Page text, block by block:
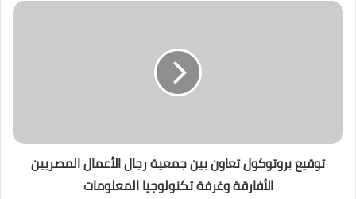
توقيع بروتوكول تعاون بين جمعية رجال الأعمال المصريين
الأفارقة وغرفة تكنولوجيا المعلومات